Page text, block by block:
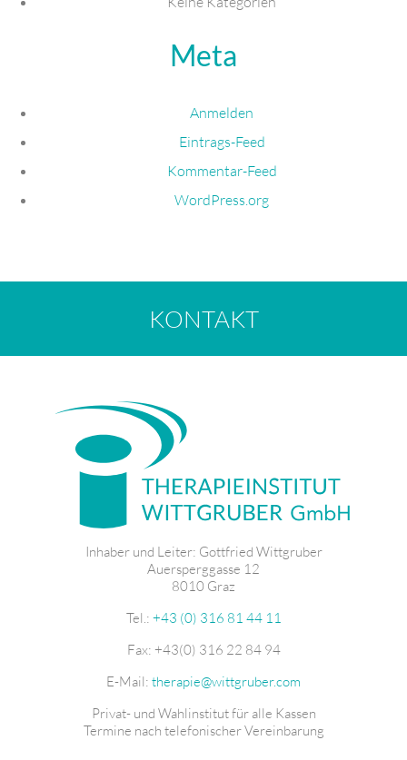
Meta
Anmelden
Eintrags-Feed
Kommentar-Feed
WordPress.org
KONTAKT
Inhaber und Leiter: Gottfried Wittgruber
Auersperggasse 12
8010 Graz
Tel.: +43 (0) 316 81 44 11
Fax: +43(0) 316 22 84 94
E-Mail: therapie@wittgruber.com
Privat- und Wahlinstitut für alle Kassen
Termine nach telefonischer Vereinbarung